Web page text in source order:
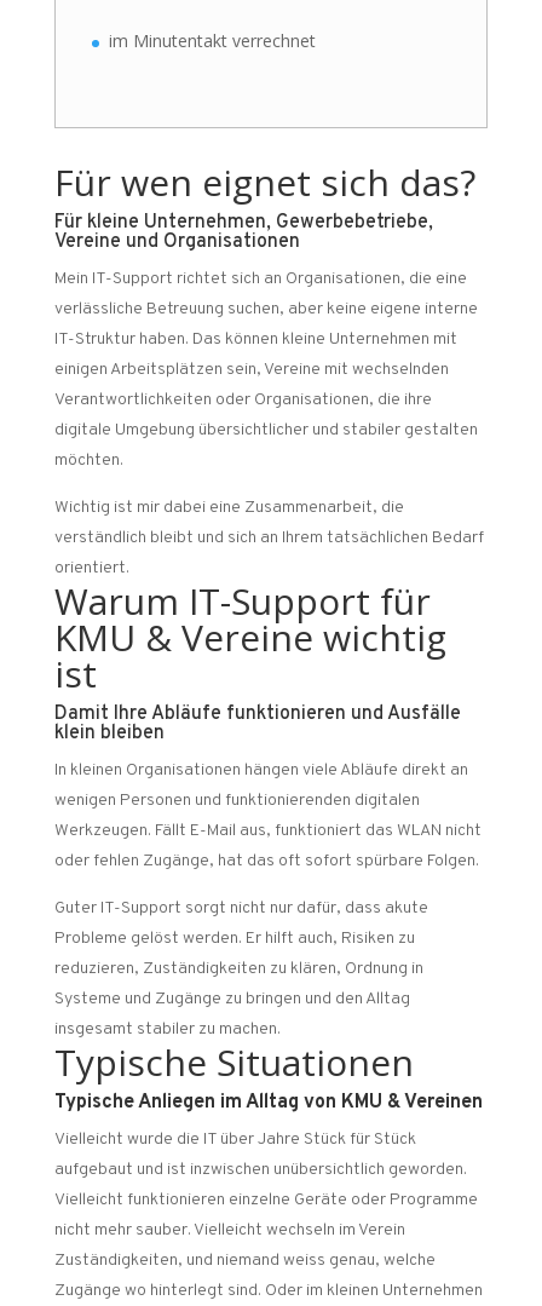
im Minutentakt verrechnet
Für wen eignet sich das?
Für kleine Unternehmen, Gewerbebetriebe,
Vereine und Organisationen
Mein IT-Support richtet sich an Organisationen, die eine
verlässliche Betreuung suchen, aber keine eigene interne
IT-Struktur haben. Das können kleine Unternehmen mit
einigen Arbeitsplätzen sein, Vereine mit wechselnden
Verantwortlichkeiten oder Organisationen, die ihre
digitale Umgebung übersichtlicher und stabiler gestalten
möchten.
Wichtig ist mir dabei eine Zusammenarbeit, die
verständlich bleibt und sich an Ihrem tatsächlichen Bedarf
orientiert.
Warum IT-Support für
KMU & Vereine wichtig
ist
Damit Ihre Abläufe funktionieren und Ausfälle
klein bleiben
In kleinen Organisationen hängen viele Abläufe direkt an
wenigen Personen und funktionierenden digitalen
Werkzeugen. Fällt E-Mail aus, funktioniert das WLAN nicht
oder fehlen Zugänge, hat das oft sofort spürbare Folgen.
Guter IT-Support sorgt nicht nur dafür, dass akute
Probleme gelöst werden. Er hilft auch, Risiken zu
reduzieren, Zuständigkeiten zu klären, Ordnung in
Systeme und Zugänge zu bringen und den Alltag
insgesamt stabiler zu machen.
Typische Situationen
Typische Anliegen im Alltag von KMU & Vereinen
Vielleicht wurde die IT über Jahre Stück für Stück
aufgebaut und ist inzwischen unübersichtlich geworden.
Vielleicht funktionieren einzelne Geräte oder Programme
nicht mehr sauber. Vielleicht wechseln im Verein
Zuständigkeiten, und niemand weiss genau, welche
Zugänge wo hinterlegt sind. Oder im kleinen Unternehmen